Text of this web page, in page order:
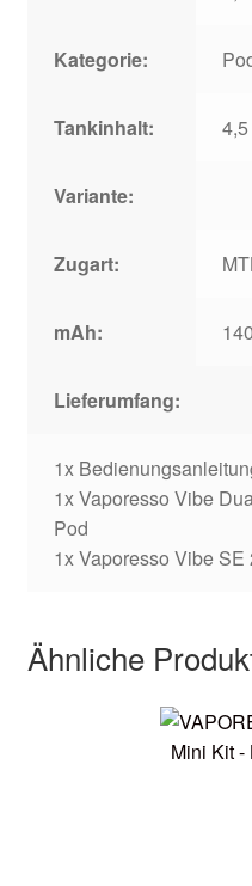
Kategorie:
Tankinhalt:
Variante:
Zugart:
mAh:
Lieferumfang:
1x
1x Vaporesso Vibe
Pod
1x Vaporesso Vibe SE
Ähnliche